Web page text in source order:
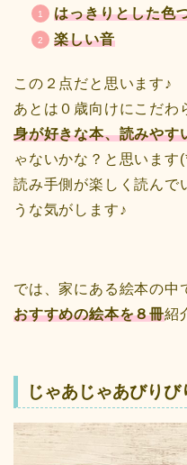
はっきりとした色
楽しい音
この２点だと思います♪
あとは０歳向けにこだわ
身が好きな本、読みやす
ゃないかな？と思います
読み手側が楽しく読んで
うな気がします♪
では、家にある絵本の中
おすすめの絵本を８冊紹
じゃあじゃあびりび